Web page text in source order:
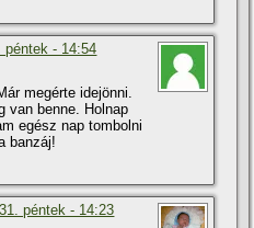
péntek - 14:54
megérte idejönni.
van benne. Holnap
egész nap tombolni
banzáj!
péntek - 14:23